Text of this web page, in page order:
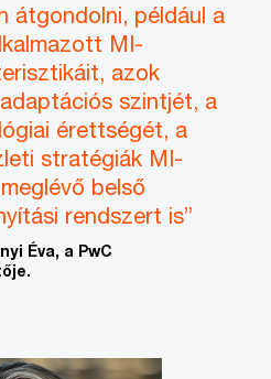
átgondolni, például a
MI-
azok
szintjét, a
érettségét, a
stratégiák MI-
belső
rendszert is”
Éva, a PwC